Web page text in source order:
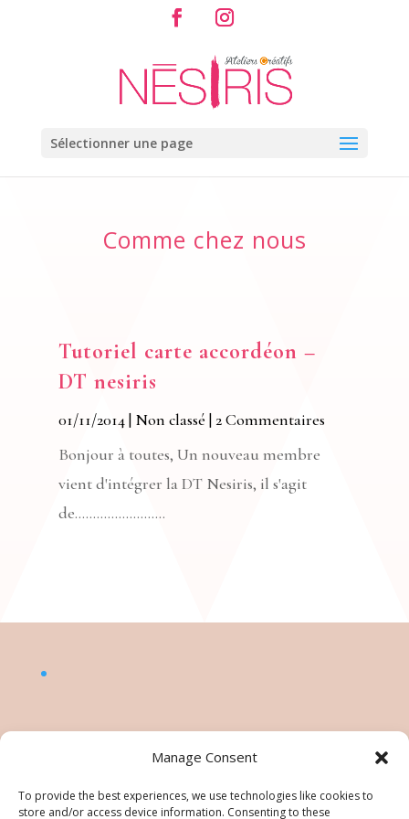
Manage Consent
To provide the best experiences, we use technologies like cookies to
store and/or access device information. Consenting to these
Sélectionner une page
Comme chez nous
Tutoriel carte accordéon –
DT nesiris
01/11/2014| Non classé | 2 Commentaires
Bonjour à toutes, Un nouveau membre
vient d'intégrer la DT Nesiris, il s'agit
de.........................